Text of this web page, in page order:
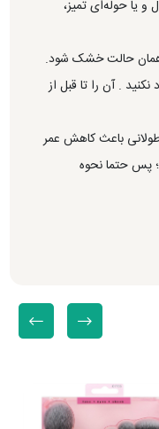
و یا حوله‌ای تمیز،
همان حالت خشک شود.
. آن را تا قبل از
باعث کاهش عمر
پس حتما نحوه